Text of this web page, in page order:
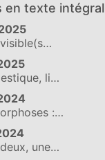
en texte intégral
li…
:…
deux, une…